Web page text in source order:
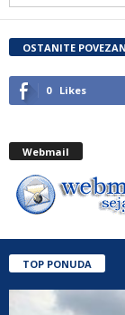
OSTANITE
0 Likes
Webmail
TOP PONUDA